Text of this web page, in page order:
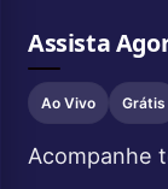
Assista
Ao Vivo Grátis
Acompanhe